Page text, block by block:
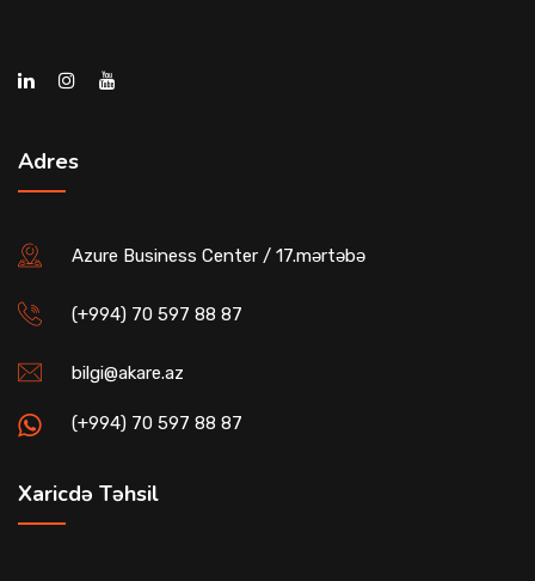
Adres
Azure Business Center / 17.mərtəbə
(+994) 70 597 88 87
bilgi@akare.az
(+994) 70 597 88 87
Xaricdə Təhsil